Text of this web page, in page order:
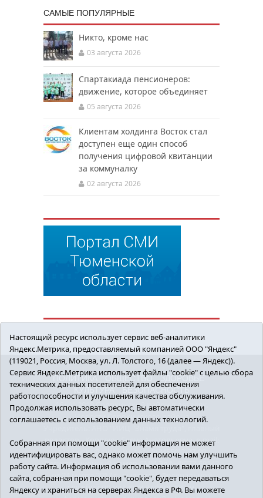
САМЫЕ ПОПУЛЯРНЫЕ
Никто, кроме нас
03 августа 2026
Спартакиада пенсионеров:
движение, которое объединяет
05 августа 2026
Клиентам холдинга Восток стал
доступен еще один способ
получения цифровой квитанции
за коммуналку
02 августа 2026
ПОЛИТИКА ОБЩЕСТВО
ЗДОРОВЬЕ
КУЛЬТУРА
БЕЗОПАСНОСТЬ
16+ © 2018 Сорокинский район в деталях.
Новости Сорокинского района
редактор - Королюк Елена Анатольевна, e-mail:
znamenka@inbox.ru, тел.: 8(34550)2-27-30
Регистрационный номер СМИ Эл №ФС77-69142
от 24 марта 2017 г., выданное Федеральной
службой по надзору в сфере связи,
Настоящий ресурс использует сервис веб-аналитики
Яндекс.Метрика, предоставляемый компанией ООО "Яндекс"
(119021, Россия, Москва, ул. Л. Толстого, 16 (далее — Яндекс)).
Сервис Яндекс.Метрика использует файлы "cookie" с целью сбора
технических данных посетителей для обеспечения
работоспособности и улучшения качества обслуживания.
Продолжая использовать ресурс, Вы автоматически
соглашаетесь с использованием данных технологий.
Собранная при помощи "cookie" информация не может
идентифицировать вас, однако может помочь нам улучшить
работу сайта. Информация об использовании вами данного
сайта, собранная при помощи "cookie", будет передаваться
Яндексу и храниться на серверах Яндекса в РФ. Вы можете